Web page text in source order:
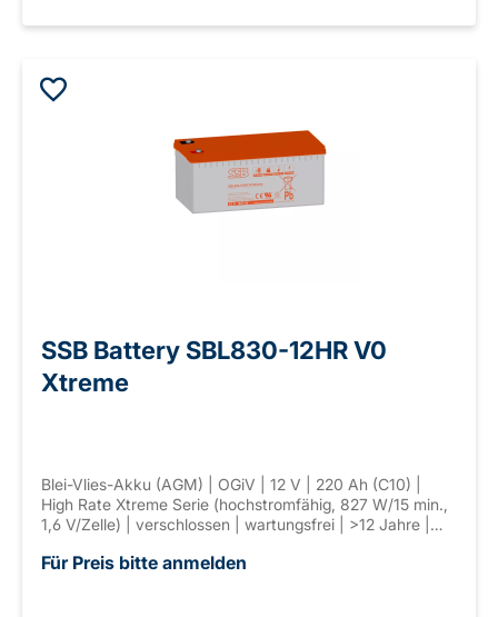
SSB Battery SBL830-12HR V0
Xtreme
Blei-Vlies-Akku (AGM) | OGiV | 12 V | 220 Ah (C10) |
High Rate Xtreme Serie (hochstromfähig, 827 W/15 min.,
1,6 V/Zelle) | verschlossen | wartungsfrei | >12 Jahre |
68,5 kg
Für Preis bitte anmelden